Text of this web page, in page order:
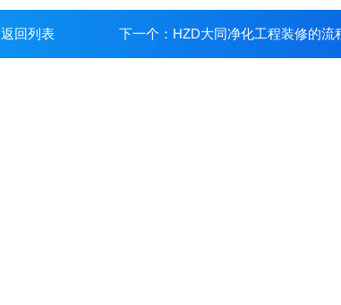
返回列表 下一个： HZD大同净化工程装修的流